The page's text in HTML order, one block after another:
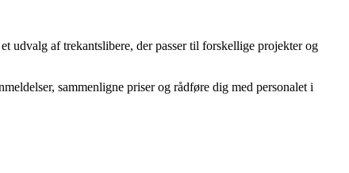
udvalg af trekantslibere, der passer til forskellige projekter og
sammenligne priser og rådføre dig med personalet i